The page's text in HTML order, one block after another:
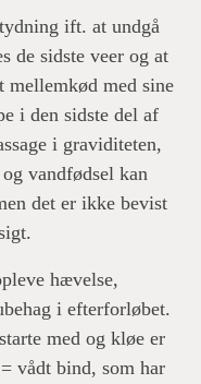
ift. at undgå
de sidste veer og at
mellemkød med sine
i den sidste del af
i graviditeten,
vandfødsel kan
det er ikke bevist
hævelse,
i efterforløbet.
med og kløe er
vådt bind, som har